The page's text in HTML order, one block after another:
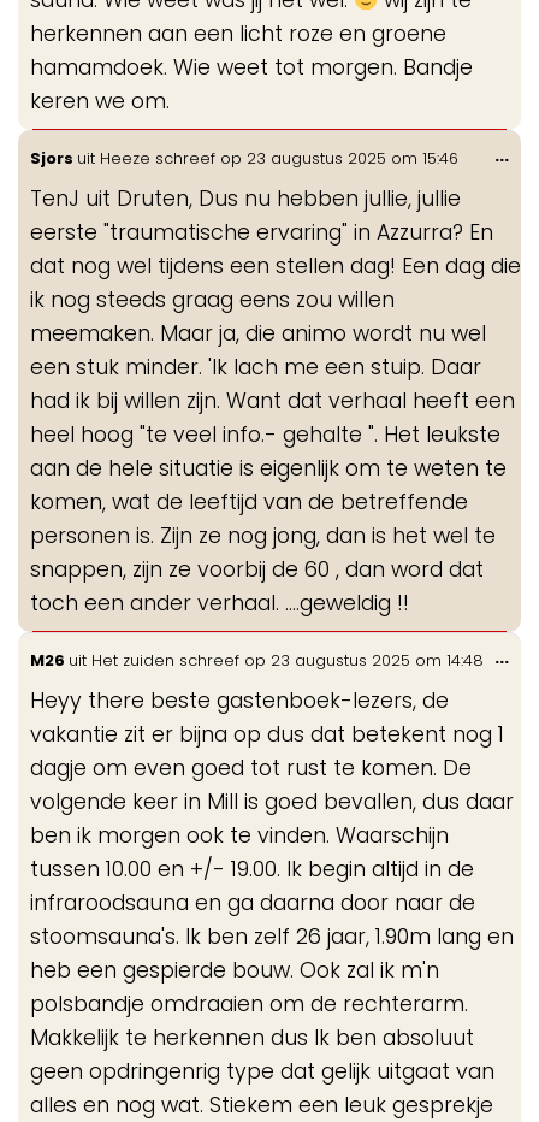
herkennen aan een licht roze en groene
hamamdoek. Wie weet tot morgen. Bandje
keren we om.
Sjors uit Heeze schreef op 23 augustus 2025 om 15:46
TenJ uit Druten, Dus nu hebben jullie, jullie
eerste "traumatische ervaring" in Azzurra? En
dat nog wel tijdens een stellen dag! Een dag die
ik nog steeds graag eens zou willen
meemaken. Maar ja, die animo wordt nu wel
een stuk minder. 'Ik lach me een stuip. Daar
had ik bij willen zijn. Want dat verhaal heeft een
heel hoog "te veel info.- gehalte ". Het leukste
aan de hele situatie is eigenlijk om te weten te
komen, wat de leeftijd van de betreffende
personen is. Zijn ze nog jong, dan is het wel te
snappen, zijn ze voorbij de 60 , dan word dat
toch een ander verhaal. ....geweldig !!
...
M26 uit Het zuiden schreef op 23 augustus 2025 om 14:48
Heyy there beste gastenboek-lezers, de
vakantie zit er bijna op dus dat betekent nog 1
dagje om even goed tot rust te komen. De
volgende keer in Mill is goed bevallen, dus daar
ben ik morgen ook te vinden. Waarschijn
tussen 10.00 en +/- 19.00. Ik begin altijd in de
infraroodsauna en ga daarna door naar de
stoomsauna's. Ik ben zelf 26 jaar, 1.90m lang en
heb een gespierde bouw. Ook zal ik m'n
polsbandje omdraaien om de rechterarm.
Makkelijk te herkennen dus Ik ben absoluut
geen opdringenrig type dat gelijk uitgaat van
alles en nog wat. Stiekem een leuk gesprekje
...